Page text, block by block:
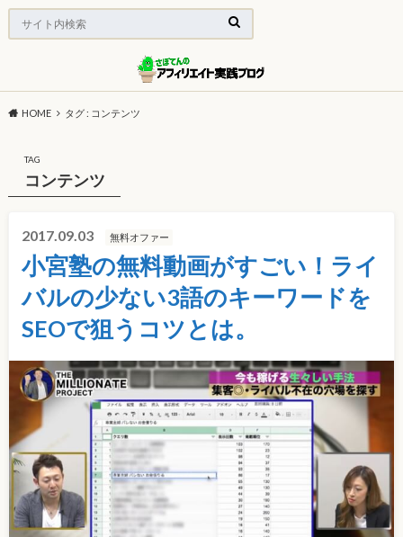
HOME タグ : コンテンツ
TAG
コンテンツ
2017.09.03 無料オファー
小宮塾の無料動画がすごい！ライ
バルの少ない3語のキーワードを
SEOで狙うコツとは。